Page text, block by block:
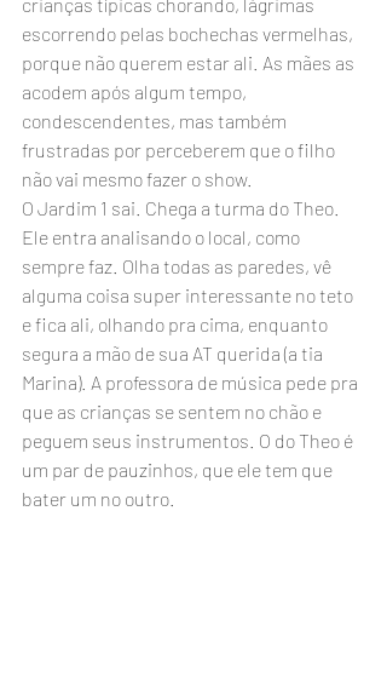
crianças típicas chorando, lágrimas
escorrendo pelas bochechas vermelhas,
porque não querem estar ali. As mães as
acodem após algum tempo,
condescendentes, mas também
frustradas por perceberem que o filho
não vai mesmo fazer o show.
O Jardim 1 sai. Chega a turma do Theo.
Ele entra analisando o local, como
sempre faz. Olha todas as paredes, vê
alguma coisa super interessante no teto
e fica ali, olhando pra cima, enquanto
segura a mão de sua AT querida (a tia
Marina). A professora de música pede pra
que as crianças se sentem no chão e
peguem seus instrumentos. O do Theo é
um par de pauzinhos, que ele tem que
bater um no outro.